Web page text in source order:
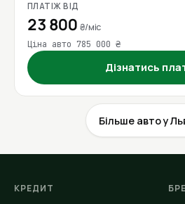
ПЛАТІЖ ВІД
23 800 ₴/міс
Ціна авто 785 000 ₴
Дізнатись
Більше авто у
КРЕДИТ